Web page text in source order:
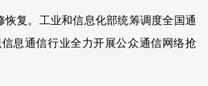
恢复。工业和信息化部统筹调度全国通
息通信行业全力开展公众通信网络抢